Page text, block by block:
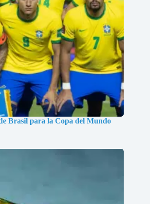
Brasil para la Copa del Mundo